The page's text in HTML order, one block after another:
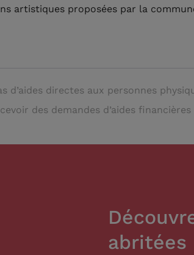
artistiques proposées par la
d’aides directes aux personnes
des demandes d’aides financières
abritées